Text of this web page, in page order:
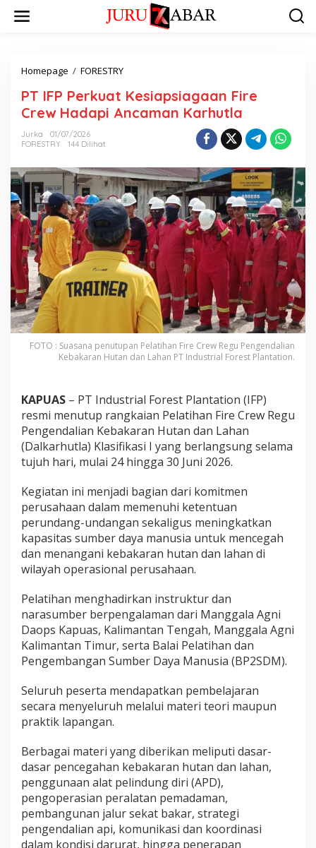
Homepage / FORESTRY
PT IFP Perkuat Kesiapsiagaan Fire
Crew Hadapi Ancaman Karhutla
Jurka
01/07/2026
FORESTRY
144 Dilihat
FOTO : Suasana penutupan Pelatihan Fire Crew Regu Pengendalian
Kebakaran Hutan dan Lahan PT Industrial Forest Plantation.
KAPUAS – PT Industrial Forest Plantation (IFP)
resmi menutup rangkaian Pelatihan Fire Crew Regu
Pengendalian Kebakaran Hutan dan Lahan
(Dalkarhutla) Klasifikasi I yang berlangsung selama
tujuh hari, mulai 24 hingga 30 Juni 2026.
Kegiatan ini menjadi bagian dari komitmen
perusahaan dalam memenuhi ketentuan
perundang-undangan sekaligus meningkatkan
kapasitas sumber daya manusia untuk mencegah
dan menangani kebakaran hutan dan lahan di
wilayah operasional perusahaan.
Pelatihan menghadirkan instruktur dan
narasumber berpengalaman dari Manggala Agni
Daops Kapuas, Kalimantan Tengah, Manggala Agni
Kalimantan Timur, serta Balai Pelatihan dan
Pengembangan Sumber Daya Manusia (BP2SDM).
Seluruh peserta mendapatkan pembelajaran
secara menyeluruh melalui materi teori maupun
praktik lapangan.
Berbagai materi yang diberikan meliputi dasar-
dasar pencegahan kebakaran hutan dan lahan,
penggunaan alat pelindung diri (APD),
pengoperasian peralatan pemadaman,
pembangunan jalur sekat bakar, strategi
pengendalian api, komunikasi dan koordinasi
dalam kondisi darurat, hingga penerapan